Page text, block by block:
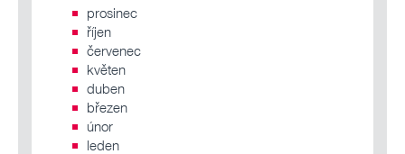
prosinec
říjen
červenec
květen
duben
březen
únor
leden